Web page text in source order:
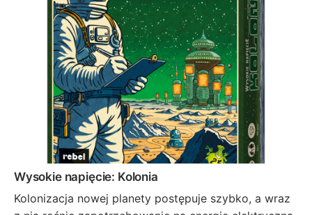
Wysokie napięcie: Kolonia
Kolonizacja nowej planety postępuje szybko, a wraz